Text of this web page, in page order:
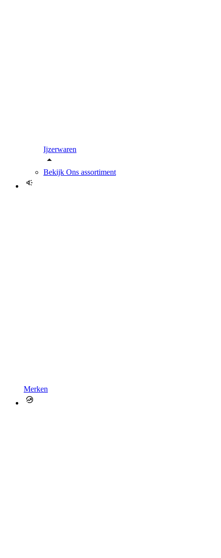
Ijzerwaren
Bekijk Ons assortiment
Merken